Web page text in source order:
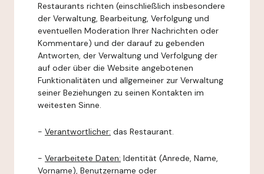
Restaurants richten (einschließlich insbesondere
der Verwaltung, Bearbeitung, Verfolgung und
eventuellen Moderation Ihrer Nachrichten oder
Kommentare) und der darauf zu gebenden
Antworten, der Verwaltung und Verfolgung der
auf oder über die Website angebotenen
Funktionalitäten und allgemeiner zur Verwaltung
seiner Beziehungen zu seinen Kontakten im
weitesten Sinne.
- Verantwortlicher: das Restaurant.
- Verarbeitete Daten: Identität (Anrede, Name,
Vorname), Benutzername oder